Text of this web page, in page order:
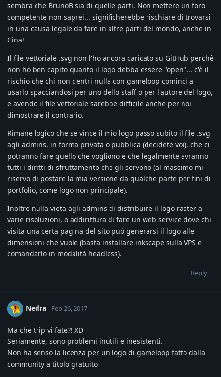
sembra che BrunoB sia di quelle parti. Non mettere un foro
competente non saprei... significherebbe rischiare di trovarsi
in una causa legale da fare in altre parti del mondo, anche in
Cina!
Il file vettoriale .svg non l'ho ancora caricato su GitHub perchè
non ho ben capito quanto il logo debba essere "open"... c'è il
rischio che chi non c'entri nulla con gameloop cominci a
usarlo spacciandosi per uno dello staff o per l'autore del logo,
e avendo il file vettoriale sarebbe difficile anche per noi
dimostrare il contrario.
Rimane logico che se vince il mio logo passo subito il file .svg
agli admins, in forma privata o pubblica (decidete voi), che ci
potranno fare quello che vogliono e che legalmente avranno
tutti i diritti di sfruttamento che gli servono (al massimo mi
riservo di postare la mia versione da qualche parte per fini di
portfolio, come logo non principale).
Inoltre nulla vieta agli admins di distribuire il logo raster a
varie risoluzioni, o addirittura di fare un web service dove chi
visita una certa pagina del sito può generarsi il logo alle
dimensioni che vuole (basta installare inkscape sulla VPS e
comandarlo in modalità headless).
Reply
Nedra Feb 26, 2017
Ma che trip vi fate?! XD
Seriamente, sono problemi inutili e inesistenti.
Non ha senso la licenza per un logo di gameloop fatto dalla
community a titolo gratuito